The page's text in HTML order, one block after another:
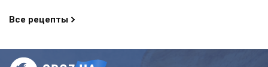
Все рецепты